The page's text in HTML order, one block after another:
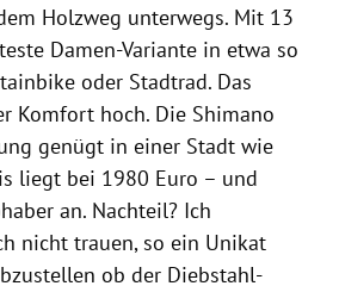
Holzweg unterwegs. Mit 13
Damen-Variante in etwa so
oder Stadtrad. Das
Komfort hoch. Die Shimano
genügt in einer Stadt wie
liegt bei 1980 Euro – und
an. Nachteil? Ich
nicht trauen, so ein Unikat
ob der Diebstahl-